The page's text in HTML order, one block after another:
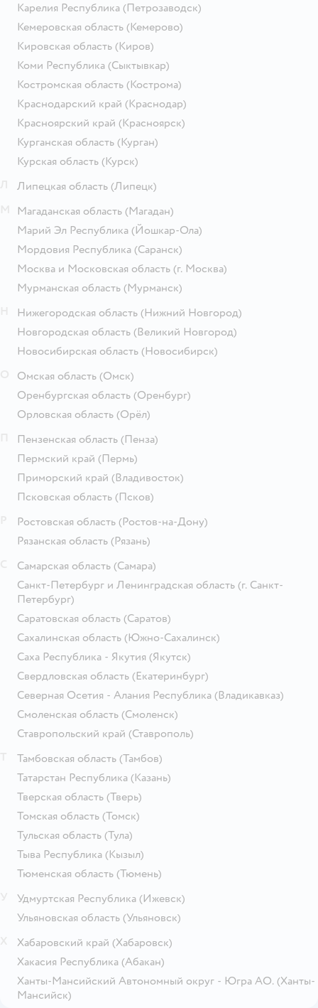
Карелия Республика (Петрозаводск)
Кемеровская область (Кемерово)
Кировская область (Киров)
Коми Республика (Сыктывкар)
Костромская область (Кострома)
Краснодарский край (Краснодар)
Красноярский край (Красноярск)
Курганская область (Курган)
Курская область (Курск)
Липецкая область (Липецк)
Магаданская область (Магадан)
Марий Эл Республика (Йошкар-Ола)
Мордовия Республика (Саранск)
Москва и Московская область (г. Москва)
Мурманская область (Мурманск)
Нижегородская область (Нижний Новгород)
Новгородская область (Великий Новгород)
Новосибирская область (Новосибирск)
Омская область (Омск)
Оренбургская область (Оренбург)
Орловская область (Орёл)
Пензенская область (Пенза)
Пермский край (Пермь)
Приморский край (Владивосток)
Псковская область (Псков)
Ростовская область (Ростов-на-Дону)
Рязанская область (Рязань)
Самарская область (Самара)
Санкт-Петербург и Ленинградская область (г. Санкт-
Петербург)
Саратовская область (Саратов)
Сахалинская область (Южно-Сахалинск)
Саха Республика - Якутия (Якутск)
Свердловская область (Екатеринбург)
Северная Осетия - Алания Республика (Владикавказ)
Смоленская область (Смоленск)
Ставропольский край (Ставрополь)
Тамбовская область (Тамбов)
Татарстан Республика (Казань)
Тверская область (Тверь)
Томская область (Томск)
Тульская область (Тула)
Тыва Республика (Кызыл)
Тюменская область (Тюмень)
Удмуртская Республика (Ижевск)
Ульяновская область (Ульяновск)
Хабаровский край (Хабаровск)
Хакасия Республика (Абакан)
Ханты-Мансийский Автономный округ - Югра АО. (Ханты-
Мансийск)